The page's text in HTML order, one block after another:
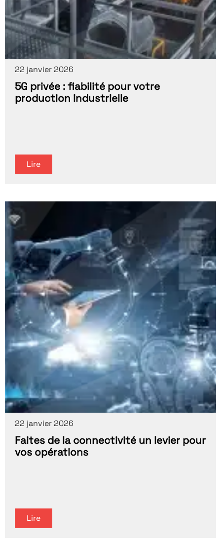
22 janvier 2026
5G privée : fiabilité pour votre
production industrielle
Lire
22 janvier 2026
Faites de la connectivité un levier pour
vos opérations
Lire